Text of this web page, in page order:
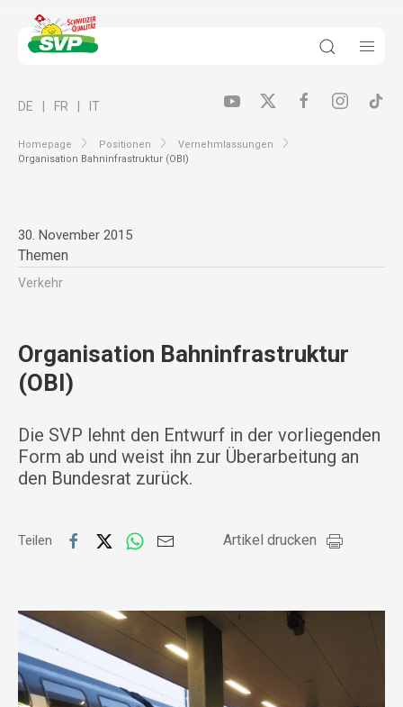
Homepage Positionen
Vernehmlassungen
Organisation Bahninfrastruktur (OBI)
DE FR IT
30. November 2015
Themen
Verkehr
Organisation Bahninfrastruktur
(OBI)
Die SVP lehnt den Entwurf in der vorliegenden
Form ab und weist ihn zur Überarbeitung an
den Bundesrat zurück.
Teilen Artikel drucken